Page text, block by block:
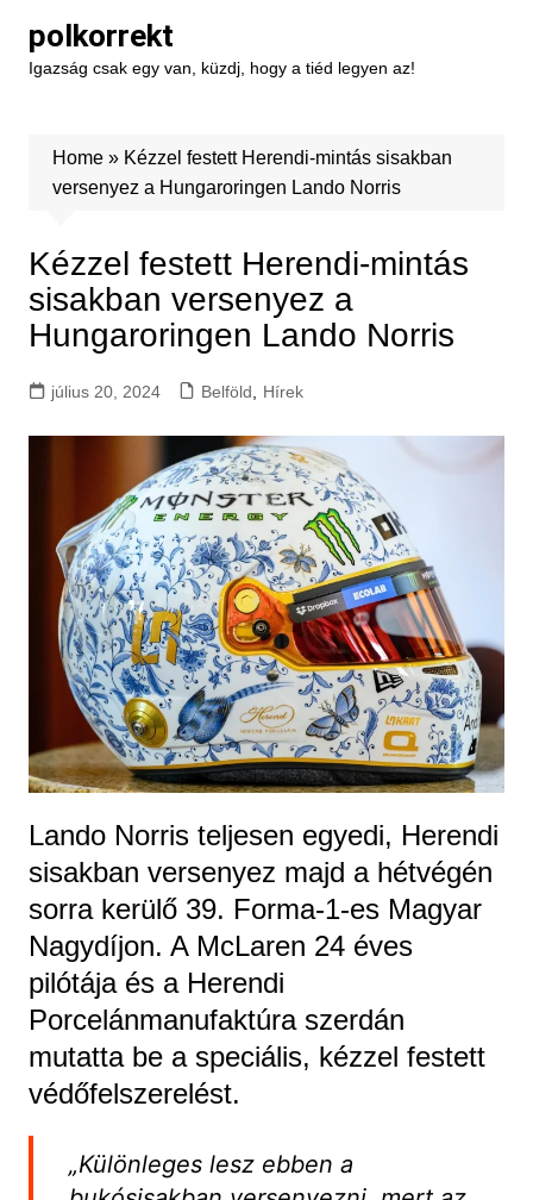
content
polkorrekt
Igazság csak egy van, küzdj, hogy a tiéd legyen az!
Home» Kézzel festett Herendi-mintás sisakban
versenyez a Hungaroringen Lando Norris
Kézzel festett Herendi-mintás
sisakban versenyez a
Hungaroringen Lando Norris
július 20, 2024 Belföld Hírek
Lando Norris teljesen egyedi, Herendi
sisakban versenyez majd a hétvégén
sorra kerülő 39. Forma-1-es Magyar
Nagydíjon. A McLaren 24 éves
pilótája és a Herendi
Porcelánmanufaktúra szerdán
mutatta be a speciális, kézzel festett
védőfelszerelést.
„Különleges lesz ebben a